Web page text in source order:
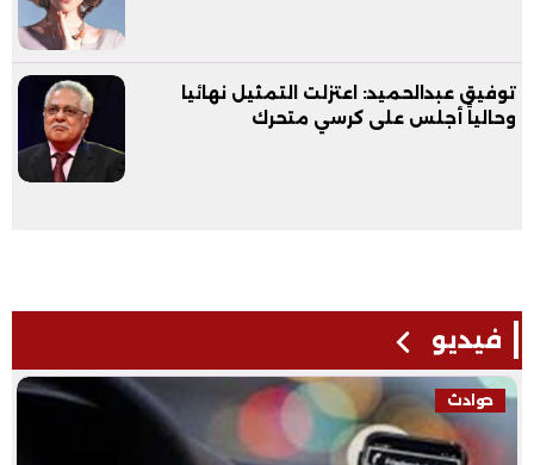
توفيق عبدالحميد: اعتزلت التمثيل نهائيا
وحالياً أجلس على كرسي متحرك
فيديو
فيديو